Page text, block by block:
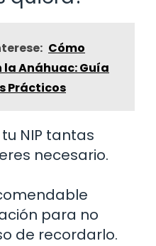
Cómo
la Anáhuac: Guía
Prácticos
NIP tantas
necesario.
para no
de recordarlo.